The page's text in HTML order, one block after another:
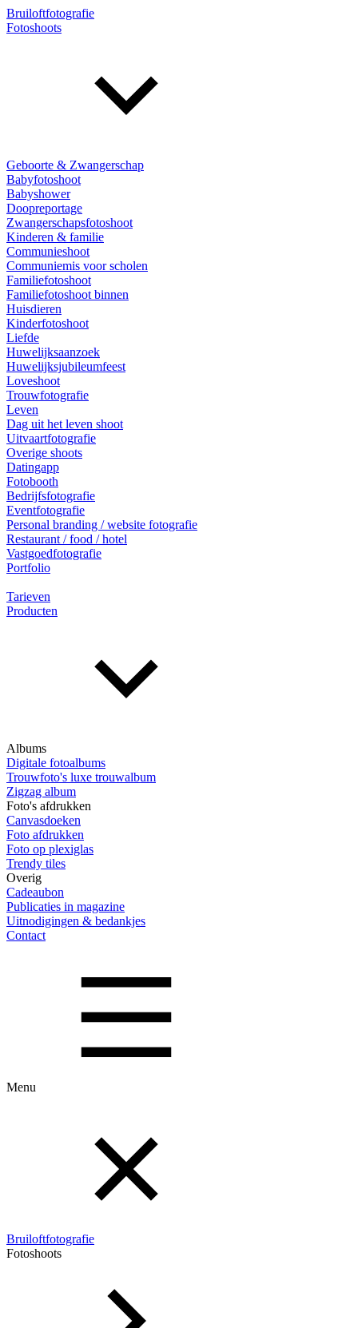
Bruiloftfotografie
Fotoshoots
Geboorte & Zwangerschap
Babyfotoshoot
Babyshower
Doopreportage
Zwangerschapsfotoshoot
Kinderen & familie
Communieshoot
Communiemis voor scholen
Familiefotoshoot
Familiefotoshoot binnen
Huisdieren
Kinderfotoshoot
Liefde
Huwelijksaanzoek
Huwelijksjubileumfeest
Loveshoot
Trouwfotografie
Leven
Dag uit het leven shoot
Uitvaartfotografie
Overige shoots
Datingapp
Fotobooth
Bedrijfsfotografie
Eventfotografie
Personal branding / website fotografie
Restaurant / food / hotel
Vastgoedfotografie
Portfolio
Tarieven
Producten
Albums
Digitale fotoalbums
Trouwfoto's luxe trouwalbum
Zigzag album
Foto's afdrukken
Canvasdoeken
Foto afdrukken
Foto op plexiglas
Trendy tiles
Overig
Cadeaubon
Publicaties in magazine
Uitnodigingen & bedankjes
Contact
Menu
Bruiloftfotografie
Fotoshoots